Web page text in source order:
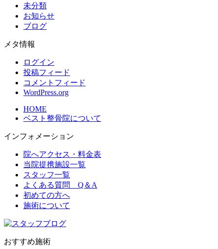
未分類
お知らせ
ブログ
メタ情報
ログイン
投稿フィード
コメントフィード
WordPress.org
HOME
ベスト整骨院について
インフォメーション
院へアクセス・料金表
当院提携施設一覧
スタッフ一覧
よくある質問 Q＆A
初めての方へ
施術について
おすすめ施術